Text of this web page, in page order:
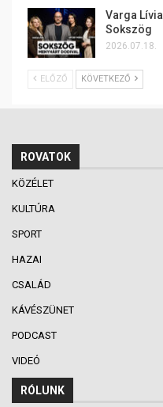
Varga
Sokszög
2026.07.18.
ELŐZŐ KÖVETKEZŐ
ROVATOK
KÖZÉLET
KULTÚRA
SPORT
HAZAI
CSALÁD
KÁVÉSZÜNET
PODCAST
VIDEÓ
RÓLUNK